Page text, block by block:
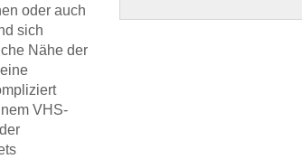
oder auch
sich
Nähe der
VHS-